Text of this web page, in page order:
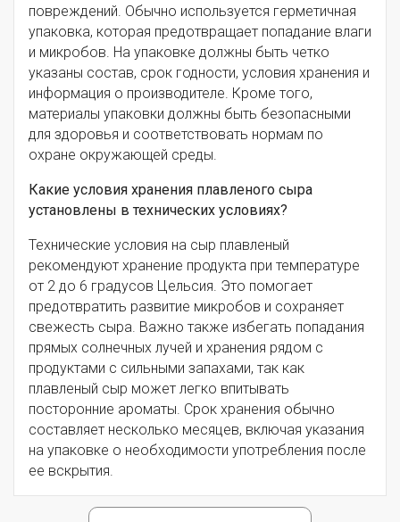
повреждений. Обычно используется герметичная
упаковка, которая предотвращает попадание влаги
и микробов. На упаковке должны быть четко
указаны состав, срок годности, условия хранения и
информация о производителе. Кроме того,
материалы упаковки должны быть безопасными
для здоровья и соответствовать нормам по
охране окружающей среды.
Какие условия хранения плавленого сыра
установлены в технических условиях?
Технические условия на сыр плавленый
рекомендуют хранение продукта при температуре
от 2 до 6 градусов Цельсия. Это помогает
предотвратить развитие микробов и сохраняет
свежесть сыра. Важно также избегать попадания
прямых солнечных лучей и хранения рядом с
продуктами с сильными запахами, так как
плавленый сыр может легко впитывать
посторонние ароматы. Срок хранения обычно
составляет несколько месяцев, включая указания
на упаковке о необходимости употребления после
ее вскрытия.